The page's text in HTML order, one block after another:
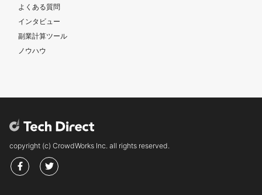
よくある質問
インタビュー
副業計算ツール
ノウハウ
copyright (c) CrowdWorks Inc. all rights reserved.